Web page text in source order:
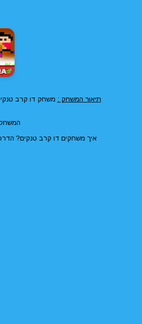
תיאור המשחק : משחק דו קרב
המשחק המקורי
איך משחקים דו קרב טנקים?